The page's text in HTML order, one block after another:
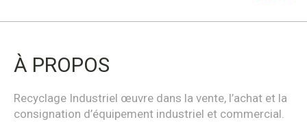
À PROPOS
Recyclage Industriel œuvre dans la vente, l’achat et la
consignation d’équipement industriel et commercial.